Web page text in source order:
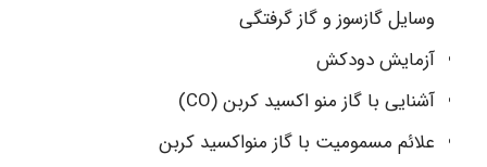
وسایل گازسوز و گاز گرفتگی
آزمایش دودکش
آشنایی با گاز منو اکسید کربن (CO)
علائم مسمومیت با گاز منواکسید کربن